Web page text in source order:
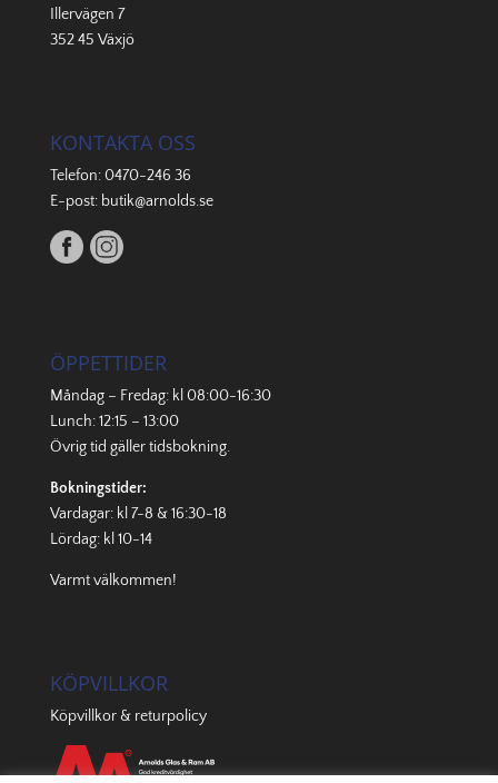
Illervägen 7
352 45 Växjö
KONTAKTA OSS
Telefon:0470-246 36
E-post: butik@arnolds.se
ÖPPETTIDER
Måndag – Fredag: kl 08:00-16:30
Lunch: 12:15 – 13:00
Övrig tid gällertidsbokning.
Bokningstider:
Vardagar: kl 7-8 & 16:30-18
Lördag: kl 10-14
Varmt välkommen!
KÖPVILLKOR
Köpvillkor & returpolicy